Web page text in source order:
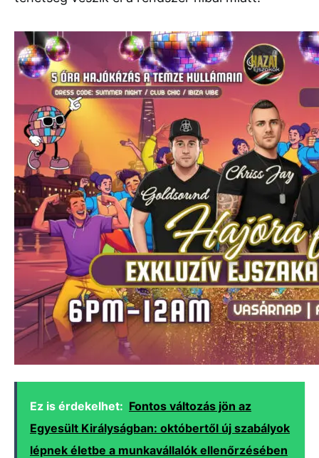
Ez is érdekelhet: Fontos változás jön az
Egyesült Királyságban: októbertől új szabályok
lépnek életbe a munkavállalók ellenőrzésében